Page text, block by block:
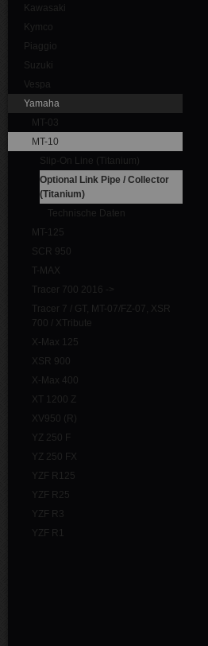
Kawasaki
Kymco
Piaggio
Suzuki
Vespa
Yamaha
MT-03
MT-10
Slip-On Line (Titanium)
Optional Link Pipe / Collector
(Titanium)
Technische Daten
MT-125
SCR 950
T-MAX
Tracer 700 2016 ->
Tracer 7 / GT, MT-07/FZ-07, XSR
700 / XTribute
X-Max 125
XSR 900
X-Max 400
XT 1200 Z
XV950 (R)
YZ 250 F
YZ 250 FX
YZF R125
YZF R25
YZF R3
YZF R1